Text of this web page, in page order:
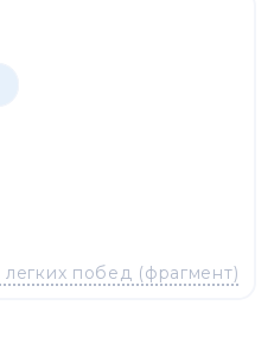
побед (фрагмент)